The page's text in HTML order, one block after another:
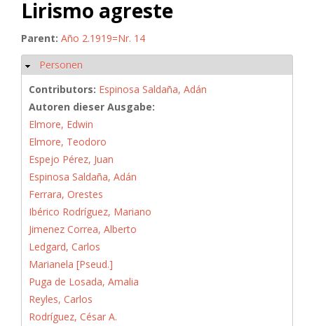
Lirismo agreste
Parent: Año 2.1919=Nr. 14
Hide
Personen
Contributors: Espinosa Saldaña, Adán
Autoren dieser Ausgabe:
Elmore, Edwin
Elmore, Teodoro
Espejo Pérez, Juan
Espinosa Saldaña, Adán
Ferrara, Orestes
Ibérico Rodríguez, Mariano
Jimenez Correa, Alberto
Ledgard, Carlos
Marianela [Pseud.]
Puga de Losada, Amalia
Reyles, Carlos
Rodríguez, César A.